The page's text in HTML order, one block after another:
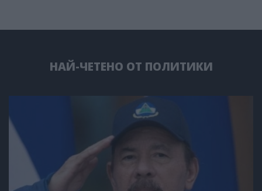
НАЙ-ЧЕТЕНО ОТ ПОЛИТИКИ